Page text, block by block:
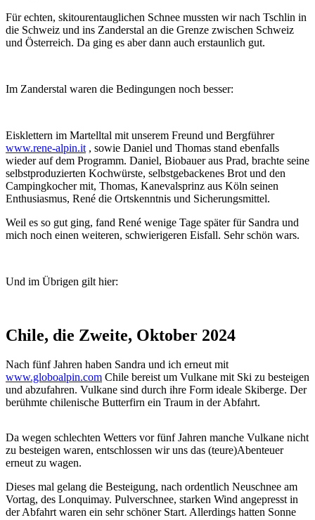
Für echten, skitourentauglichen Schnee mussten wir nach Tschlin in
die Schweiz und ins Zanderstal an die Grenze zwischen Schweiz
und Österreich. Da ging es aber dann auch erstaunlich gut.
Im Zanderstal waren die Bedingungen noch besser:
Eisklettern im Martelltal mit unserem Freund und Bergführer
www.rene-alpin.it , sowie Daniel und Thomas stand ebenfalls
wieder auf dem Programm. Daniel, Biobauer aus Prad, brachte seine
selbstproduzierten Kochwürste, selbstgebackenes Brot und den
Campingkocher mit, Thomas, Kanevalsprinz aus Köln seinen
Enthusiasmus, René die Ortskenntnis und Sicherungsmittel.
Weil es so gut ging, fand René wenige Tage später für Sandra und
mich noch einen weiteren, schwierigeren Eisfall. Sehr schön wars.
Und im Übrigen gilt hier:
Chile, die Zweite, Oktober 2024
Nach fünf Jahren haben Sandra und ich erneut mit
www.globoalpin.com Chile bereist um Vulkane mit Ski zu besteigen
und abzufahren. Vulkane sind durch ihre Form ideale Skiberge. Der
berühmte chilenische Butterfirn ein Traum in der Abfahrt.
Da wegen schlechten Wetters vor fünf Jahren manche Vulkane nicht
zu besteigen waren, entschlossen wir uns das (teure)Abenteuer
erneut zu wagen.
Dieses mal gelang die Besteigung, nach ordentlich Neuschnee am
Vortag, des Lonquimay. Pulverschnee, starken Wind angepresst in
der Abfahrt waren ein sehr schöner Start. Allerdings hatten Sonne